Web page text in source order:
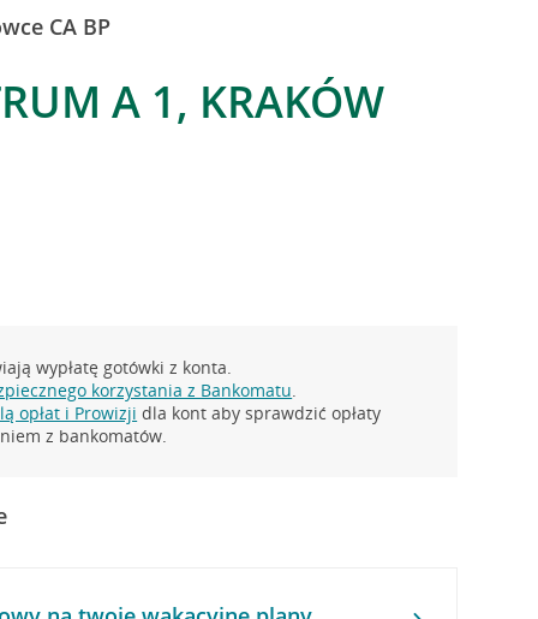
CA BP
A 1, KRAKÓW
wypłatę gotówki z konta.
korzystania z Bankomatu.
opłat i Prowizji dla kont aby sprawdzić opłaty
z bankomatów.